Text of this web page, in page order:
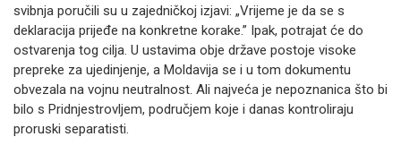
svibnja poručili su u zajedničkoj izjavi: „Vrijeme je da se s
deklaracija prijeđe na konkretne korake.” Ipak, potrajat će do
ostvarenja tog cilja. U ustavima obje države postoje visoke
prepreke za ujedinjenje, a Moldavija se i u tom dokumentu
obvezala na vojnu neutralnost. Ali najveća je nepoznanica što bi
bilo s Pridnjestrovljem, područjem koje i danas kontroliraju
proruski separatisti.